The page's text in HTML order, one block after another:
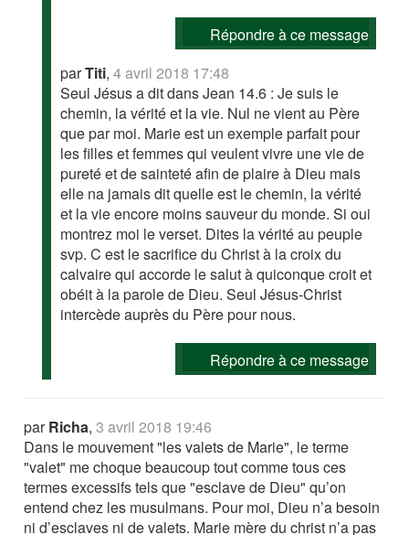
Répondre à ce message
parTiti,4 avril 2018 17:48
Seul Jésus a dit dans Jean 14.6 : Je suis le
chemin, la vérité et la vie. Nul ne vient au Père
que par moi. Marie est un exemple parfait pour
les filles et femmes qui veulent vivre une vie de
pureté et de sainteté afin de plaire à Dieu mais
elle na jamais dit quelle est le chemin, la vérité
et la vie encore moins sauveur du monde. Si oui
montrez moi le verset. Dites la vérité au peuple
svp. C est le sacrifice du Christ à la croix du
calvaire qui accorde le salut à quiconque croit et
obéit à la parole de Dieu. Seul Jésus-Christ
intercède auprès du Père pour nous.
Répondre à ce message
parRicha,3 avril 2018 19:46
Dans le mouvement "les valets de Marie", le terme
"valet" me choque beaucoup tout comme tous ces
termes excessifs tels que "esclave de Dieu" qu’on
entend chez les musulmans. Pour moi, Dieu n’a besoin
ni d’esclaves ni de valets. Marie mère du christ n’a pas